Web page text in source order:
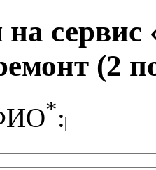
на
(2
*: